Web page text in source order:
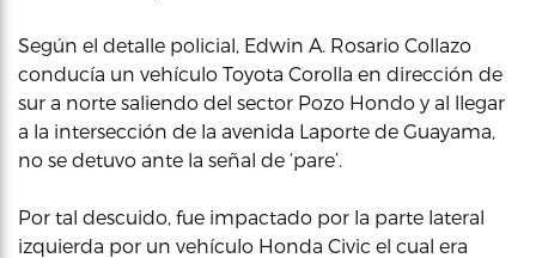
Según el detalle policial, Edwin A. Rosario Collazo
conducía un vehículo Toyota Corolla en dirección de
sur a norte saliendo del sector Pozo Hondo y al llegar
a la intersección de la avenida Laporte de Guayama,
no se detuvo ante la señal de ‘pare’.
Por tal descuido, fue impactado por la parte lateral
izquierda por un vehículo Honda Civic el cual era